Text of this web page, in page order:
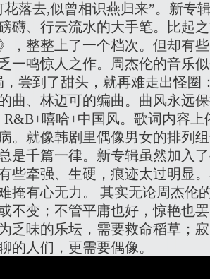
花落去,似曾相识燕归来”。新专
礴、行云流水的大手笔。比起
》，整整上了一个档次。但却有
一鸣惊人之作。周杰伦的音乐
，尝到了甜头，就再难走出怪圈
曲、林迈可的编曲。曲风永远
R&B+嘻哈+中国风。歌词内容上
。就像韩剧里偶像男女的排列
是千篇一律。新专辑虽然加入
些牵强、生硬，痕迹太过明显
掩有心无力。 其实无论周杰伦
不变；不管平庸也好，惊艳也
乏味的乐坛，需要救命稻草；
的人们，更需要偶像。